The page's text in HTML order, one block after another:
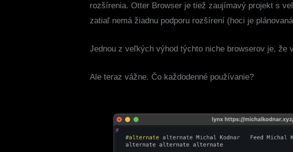
rozšírenia. Otter Browser je tiež zaujímavý projekt s
zatiaľ nemá žiadnu podporu rozšírení (hoci je
Jednou z veľkých výhod týchto niche browserov je, že
Ale teraz vážne. Čo každodenné používanie?